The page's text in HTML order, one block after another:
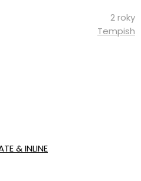
2 roky
Tempish
& INLINE